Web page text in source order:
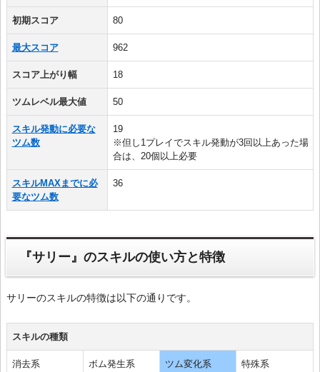
初期スコア 80
最大スコア 962
スコア上がり幅 18
ツムレベル最大値 50
スキル発動に必要な
ツム数
19
※但し1プレイでスキル発動が3回以上あった場
合は、20個以上必要
スキルMAXまでに必
要なツム数
36
『サリー』のスキルの使い方と特徴
サリーのスキルの特徴は以下の通りです。
スキルの種類
消去系 ボム発生系 ツム変化系 特殊系